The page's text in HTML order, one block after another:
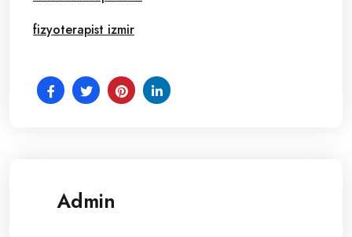
fizyoterapist izmir
Admin